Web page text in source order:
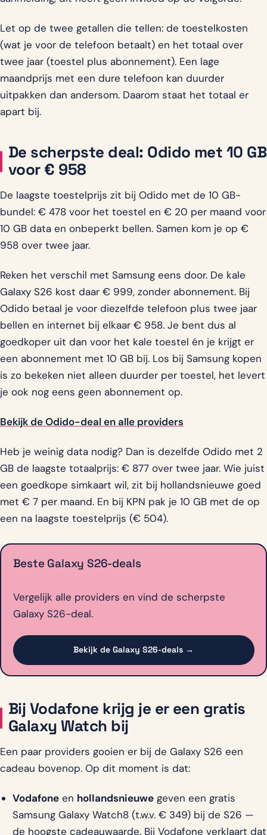
Let op de twee getallen die tellen: de toestelkosten
(wat je voor de telefoon betaalt) en het totaal over
twee jaar (toestel plus abonnement). Een lage
maandprijs met een dure telefoon kan duurder
uitpakken dan andersom. Daarom staat het totaal er
apart bij.
De scherpste deal: Odido met 10 GB
voor € 958
De laagste toestelprijs zit bij Odido met de 10 GB-
bundel: € 478 voor het toestel en € 20 per maand voor
10 GB data en onbeperkt bellen. Samen kom je op €
958 over twee jaar.
Reken het verschil met Samsung eens door. De kale
Galaxy S26 kost daar € 999, zonder abonnement. Bij
Odido betaal je voor diezelfde telefoon plus twee jaar
bellen en internet bij elkaar € 958. Je bent dus al
goedkoper uit dan voor het kale toestel én je krijgt er
een abonnement met 10 GB bij. Los bij Samsung kopen
is zo bekeken niet alleen duurder per toestel, het levert
je ook nog eens geen abonnement op.
Bekijk de Odido-deal en alle providers
Heb je weinig data nodig? Dan is dezelfde Odido met 2
GB de laagste totaalprijs: € 877 over twee jaar. Wie juist
een goedkope simkaart wil, zit bij hollandsnieuwe goed
met € 7 per maand. En bij KPN pak je 10 GB met de op
een na laagste toestelprijs (€ 504).
Beste Galaxy S26-deals
Vergelijk alle providers en vind de scherpste
Galaxy S26-deal.
Bekijk de Galaxy S26-deals →
Bij Vodafone krijg je er een gratis
Galaxy Watch bij
Een paar providers gooien er bij de Galaxy S26 een
cadeau bovenop. Op dit moment is dat:
Vodafoneen hollandsnieuwegeven een gratis
Samsung Galaxy Watch8 (t.w.v. € 349) bij de S26 —
de hoogste cadeauwaarde. Bij Vodafone verklaart dat